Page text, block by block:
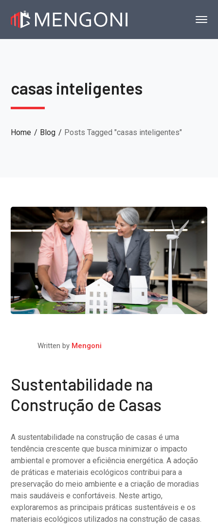
casas inteligentes
Home Blog Posts Tagged "casas inteligentes"
Written by Mengoni
Sustentabilidade na
Construção de Casas
A sustentabilidade na construção de casas é uma
tendência crescente que busca minimizar o impacto
ambiental e promover a eficiência energética. A adoção
de práticas e materiais ecológicos contribui para a
preservação do meio ambiente e a criação de moradias
mais saudáveis e confortáveis. Neste artigo,
exploraremos as principais práticas sustentáveis e os
materiais ecológicos utilizados na construção de casas.